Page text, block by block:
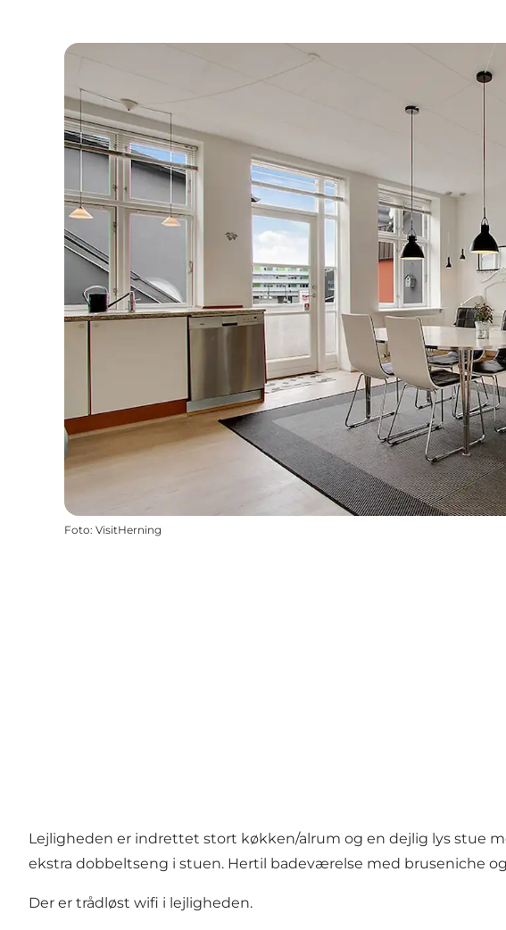
Foto: VisitHerning
Lejligheden er indrettet stort køkken/alrum og en dejlig lys stue
ekstra dobbeltseng i stuen. Hertil badeværelse med bruseniche
Der er trådløst wifi i lejligheden.